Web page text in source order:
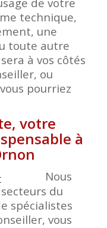
technique,
une
toute autre
à vos côtés
ou
pourriez
votre
à
Nous
du
spécialistes
vous